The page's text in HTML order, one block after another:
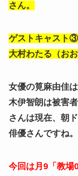
さん。
ゲストキャスト
大村わたる（お
女優の筧麻由佳
木伊智朗は被害
さんは現在、朝
俳優さんですね。
今回は月9「教場